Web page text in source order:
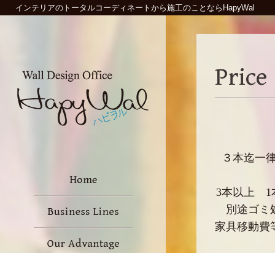
インテリアのトータルコーディネートから施工のことならHapyWal
Price
３本迄一
3本以上 1
別途ゴ
家具移動費